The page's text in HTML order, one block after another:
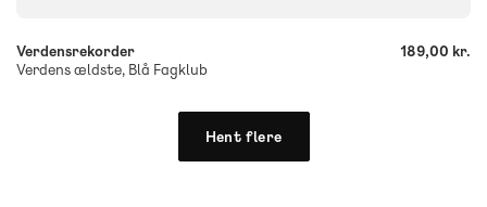
Verdensrekorder
Verdens ældste, Blå Fagklub
189,00 kr.
Hent flere